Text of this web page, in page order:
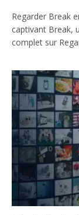
Regarder Break
captivant Break,
complet sur